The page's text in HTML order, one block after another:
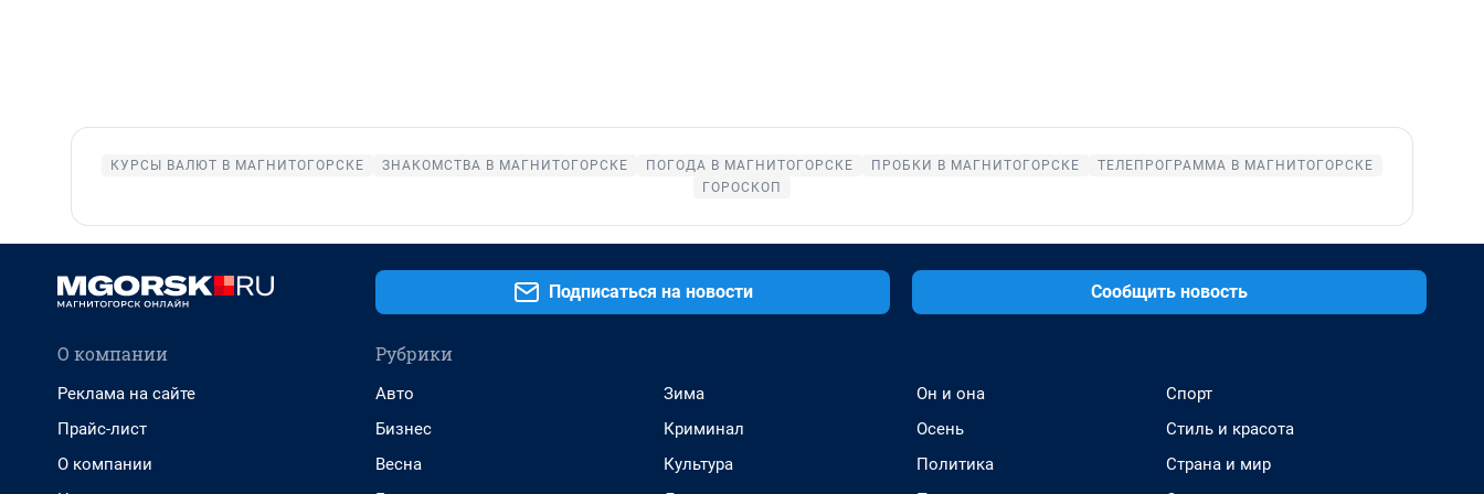
КУРСЫ ВАЛЮТ В МАГНИТОГОРСКЕ ЗНАКОМСТВА В МАГНИТОГОРСКЕ ПОГОДА В МАГНИТОГОРСКЕ ПРОБКИ В МАГНИТОГОРСКЕ
ТЕЛЕПРОГРАММА В МАГНИТОГОРСКЕ
ГОРОСКОП
Подписаться на новости Сообщить новость
О компании
Реклама на сайте
Прайс-лист
О компании
Рубрики
Авто
Бизнес
Весна
Зима
Криминал
Культура
Он и она
Осень
Политика
Спорт
Стиль и красота
Страна и мир